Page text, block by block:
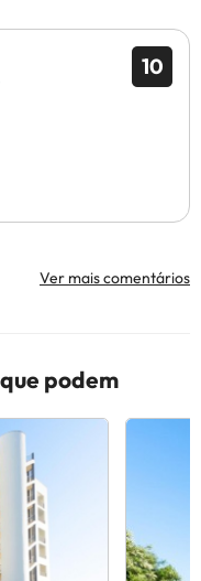
10
Ver mais comentários
podem